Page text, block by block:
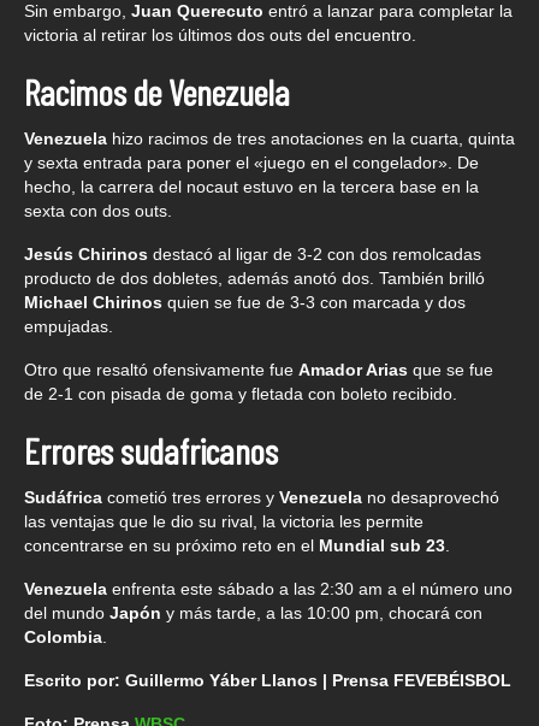
Sin embargo, Juan Querecuto entró a lanzar para completar la
victoria al retirar los últimos dos outs del encuentro.
Racimos de Venezuela
Venezuela hizo racimos de tres anotaciones en la cuarta, quinta
y sexta entrada para poner el «juego en el congelador». De
hecho, la carrera del nocaut estuvo en la tercera base en la
sexta con dos outs.
Jesús Chirinos destacó al ligar de 3-2 con dos remolcadas
producto de dos dobletes, además anotó dos. También brilló
Michael Chirinos quien se fue de 3-3 con marcada y dos
empujadas.
Otro que resaltó ofensivamente fue Amador Arias que se fue
de 2-1 con pisada de goma y fletada con boleto recibido.
Errores sudafricanos
Sudáfrica cometió tres errores y Venezuela no desaprovechó
las ventajas que le dio su rival, la victoria les permite
concentrarse en su próximo reto en el Mundial sub 23.
Venezuela enfrenta este sábado a las 2:30 am a el número uno
del mundo Japón y más tarde, a las 10:00 pm, chocará con
Colombia.
Escrito por: Guillermo Yáber Llanos | Prensa FEVEBÉISBOL